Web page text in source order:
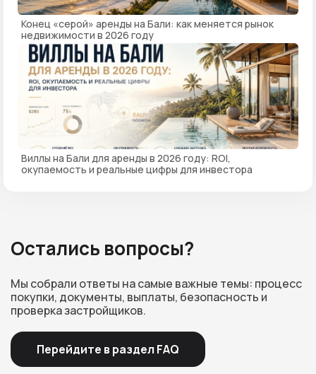
Конец «серой» аренды на Бали: как меняется рынок
недвижимости в 2026 году
Виллы на Бали для аренды в 2026 году: ROI,
окупаемость и реальные цифры для инвестора
Остались вопросы?
Мы собрали ответы на самые важные темы: процесс
покупки, документы, выплаты, безопасность и
проверка застройщиков.
Перейдите в раздел FAQ